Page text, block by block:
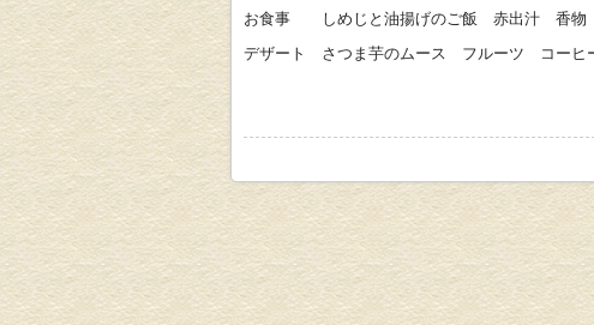
お食事 しめじと油揚げのご飯 赤出汁 香物
デザート さつま芋のムース フルーツ コーヒ